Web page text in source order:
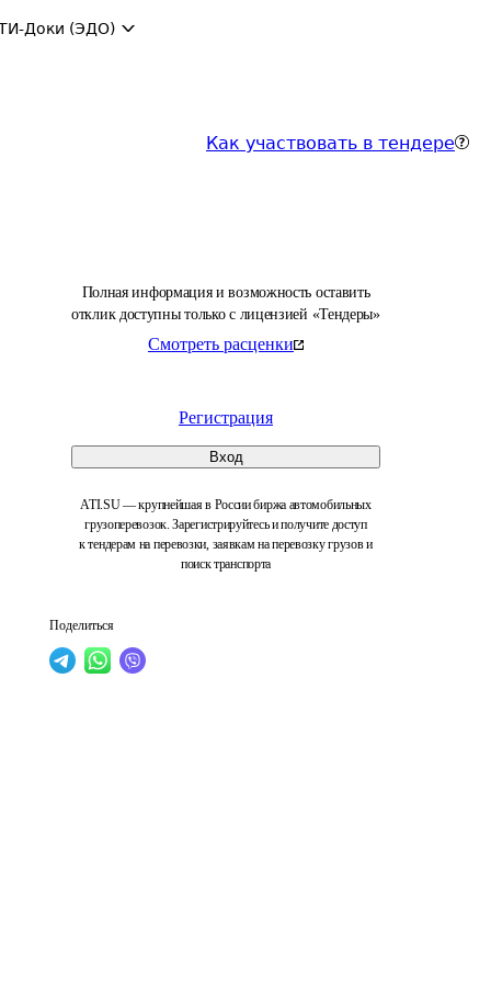
Доки (ЭДО)
Как участвовать в тендере
Полная информация и возможность оставить
отклик доступны только с лицензией «Тендеры»
Смотреть расценки
Регистрация
Вход
ATI.SU — крупнейшая в России биржа автомобильных
грузоперевозок. Зарегистрируйтесь и получите доступ
к тендерам на перевозки, заявкам на перевозку грузов и
поиск транспорта
Поделиться